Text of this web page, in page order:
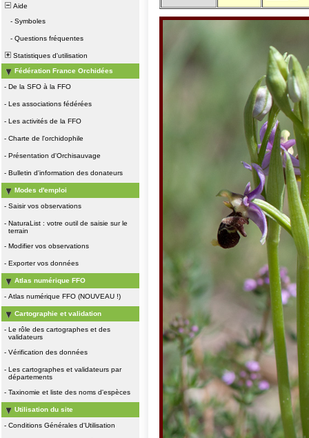
Aide
- Symboles
- Questions fréquentes
Statistiques d'utilisation
Fédération France Orchidées
- De la SFO à la FFO
- Les associations fédérées
- Les activités de la FFO
- Charte de l'orchidophile
- Présentation d'Orchisauvage
- Bulletin d'information des donateurs
Modes d'emploi
- Saisir vos observations
- NaturaList : votre outil de saisie sur le
terrain
- Modifier vos observations
- Exporter vos données
Atlas numérique FFO
- Atlas numérique FFO (NOUVEAU !)
Cartographie et validation
- Le rôle des cartographes et des
validateurs
- Vérification des données
- Les cartographes et validateurs par
départements
- Taxinomie et liste des noms d'espèces
Utilisation du site
- Conditions Générales d'Utilisation